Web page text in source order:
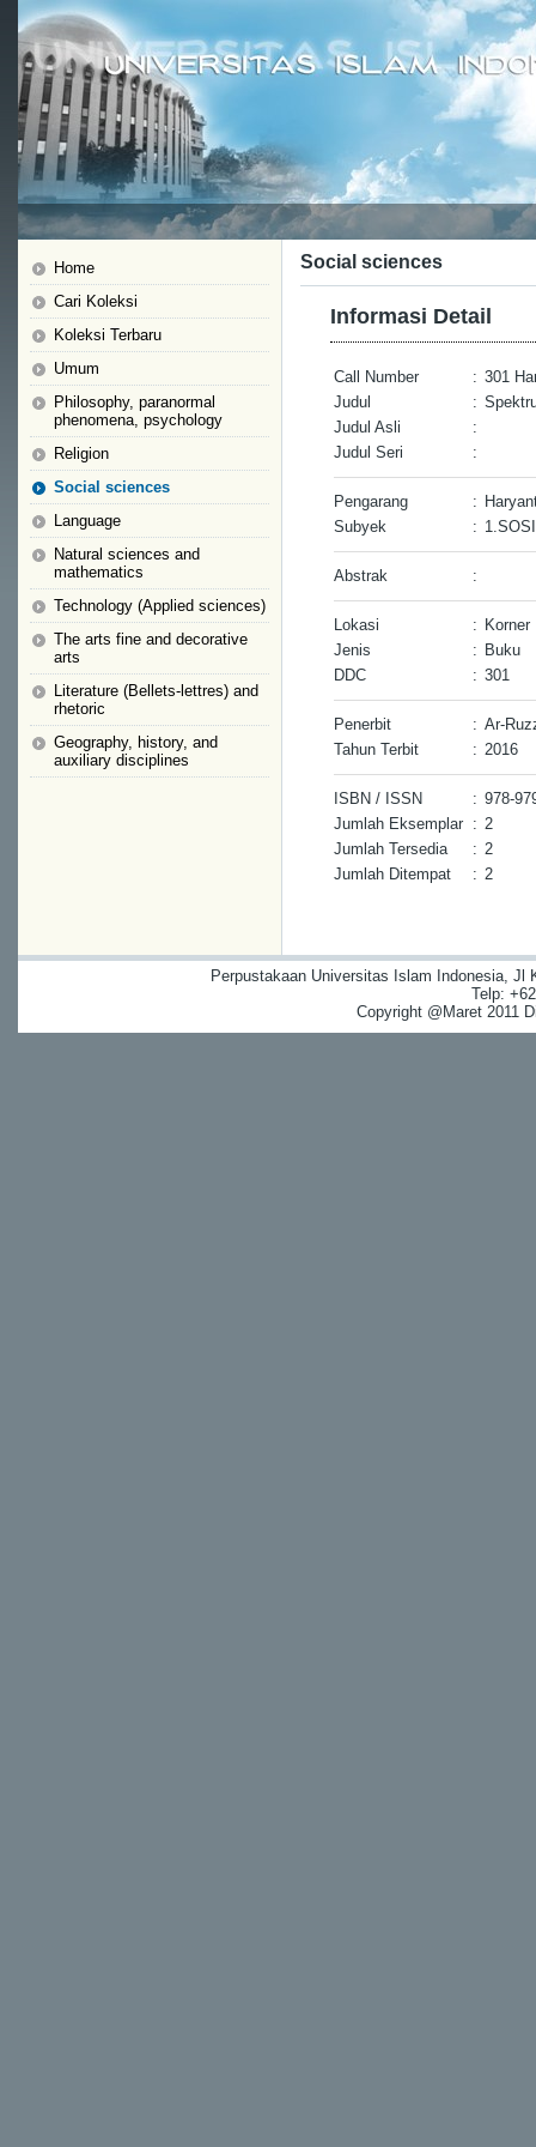
Home
Cari Koleksi
Koleksi Terbaru
Umum
Philosophy, paranormal
phenomena, psychology
Religion
Social sciences
Language
Natural sciences and
mathematics
Technology (Applied sciences)
The arts fine and decorative
arts
Literature (Bellets-lettres) and
rhetoric
Geography, history, and
auxiliary disciplines
Social sciences
Informasi Detail
Call Number : 301
Judul
:
Judul Asli
:
Judul Seri
:
Pengarang :
Subyek
:
Abstrak :
Lokasi :
Jenis
: Buku
DDC
: 301
Penerbit : Ar-
Tahun Terbit
: 2016
ISBN / ISSN : 978-
Jumlah Eksemplar : 2
Jumlah Tersedia
: 2
Jumlah Ditempat
: 2
Perpustakaan Universitas Islam Indonesia, Jl
Telp:
Copyright @Maret 2011